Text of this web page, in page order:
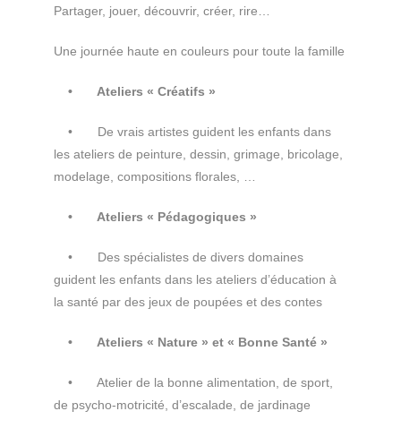
Partager, jouer, découvrir, créer, rire…
Une journée haute en couleurs pour toute la famille
• Ateliers « Créatifs »
• De vrais artistes guident les enfants dans
les ateliers de peinture, dessin, grimage, bricolage,
modelage, compositions florales, …
• Ateliers « Pédagogiques »
• Des spécialistes de divers domaines
guident les enfants dans les ateliers d’éducation à
la santé par des jeux de poupées et des contes
• Ateliers « Nature » et « Bonne Santé »
• Atelier de la bonne alimentation, de sport,
de psycho-motricité, d’escalade, de jardinage